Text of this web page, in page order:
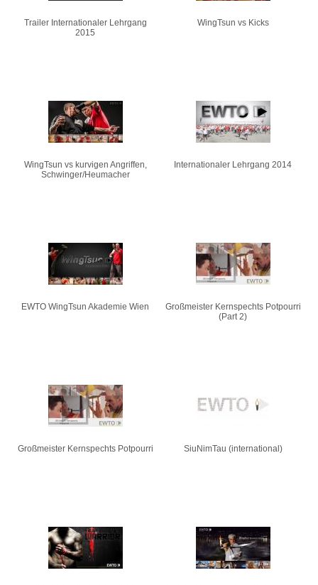
Trailer Internationaler Lehrgang
2015
WingTsun vs Kicks
WingTsun vs kurvigen Angriffen,
Schwinger/Heumacher
Internationaler Lehrgang 2014
EWTO WingTsun Akademie Wien
Großmeister Kernspechts Potpourri
(Part 2)
Großmeister Kernspechts Potpourri SiuNimTau (international)